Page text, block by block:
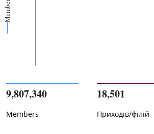
Members
9,807,340
Members
18,501
Приходів/філій